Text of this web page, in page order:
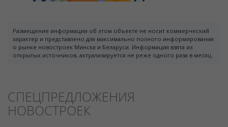
Размещение информации об этом объекте не носит коммерческий
характер и представлено для максимально полного информирования
о рынке новостроек Минска и Беларуси. Информация взята из
открытых источников, актуализируется не реже одного раза в месяц.
СПЕЦПРЕДЛОЖЕНИЯ
НОВОСТРОЕК